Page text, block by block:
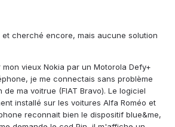
cherché encore, mais aucune solution
vieux Nokia par un Motorola Defy+
je me connectais sans problème
ma voitrue (FIAT Bravo). Le logiciel
installé sur les voitures Alfa Roméo et
reconnait bien le dispositif blue&me,